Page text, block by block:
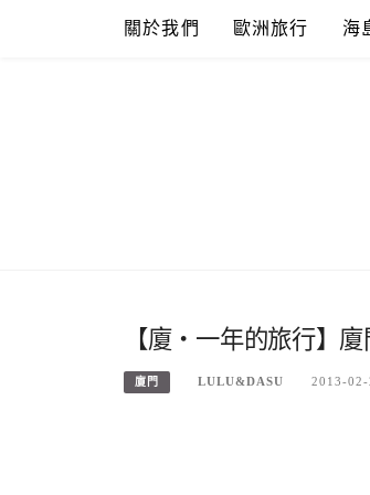
關於我們 歐洲旅行 海
【廈‧一年的旅行】
廈門 LULU&DASU 2013-02-